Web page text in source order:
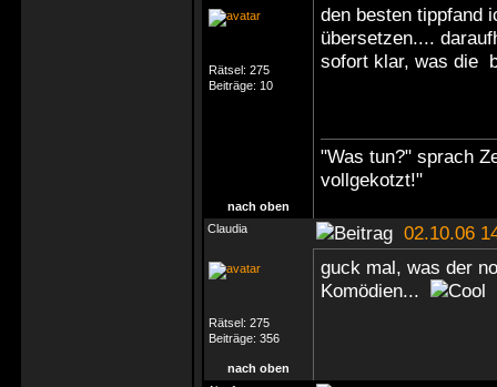
Rätsel: 275
Beiträge: 10
den besten tippfand
übersetzen....
sofort klar, was die
"Was tun?" sprach
vollgekotzt!"
nach oben
Claudia
02.10.06
Rätsel: 275
Beiträge: 356
guck mal, was der
Komödien...
nach oben